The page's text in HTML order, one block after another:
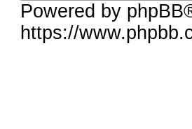
Powered by
https://